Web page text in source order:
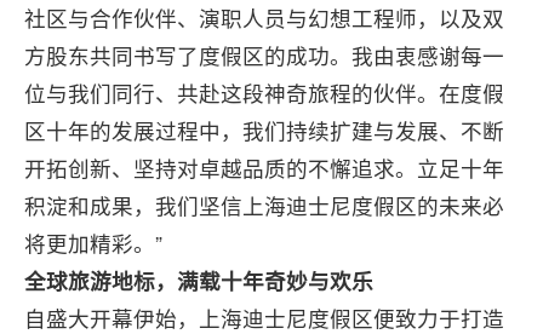
社区与合作伙伴、演职人员与幻想工程师，以及双
方股东共同书写了度假区的成功。我由衷感谢每一
位与我们同行、共赴这段神奇旅程的伙伴。在度假
区十年的发展过程中，我们持续扩建与发展、不断
开拓创新、坚持对卓越品质的不懈追求。立足十年
积淀和成果，我们坚信上海迪士尼度假区的未来必
将更加精彩。”
全球旅游地标，满载十年奇妙与欢乐
自盛大开幕伊始，上海迪士尼度假区便致力于打造